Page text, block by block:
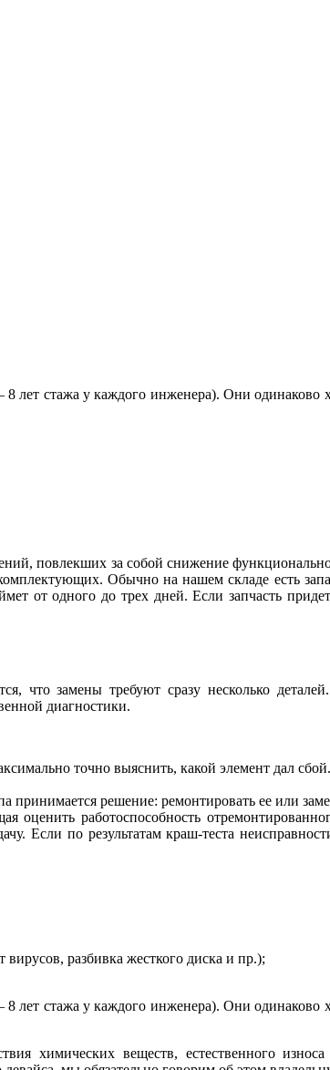
стажа у каждого инженера). Они одинаково
повлекших за собой снижение
Обычно на нашем складе есть
от одного до трех дней. Если запчасть
что замены требуют сразу несколько
диагностики.
точно выяснить, какой элемент дал сбой.
принимается решение: ремонтировать ее или
оценить работоспособность
Если по результатам краш-теста
разбивка жесткого диска и пр.);
стажа у каждого инженера). Они одинаково
химических веществ, естественного